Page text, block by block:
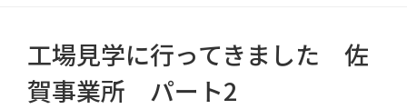
工場見学に行ってきました 佐
賀事業所 パート2